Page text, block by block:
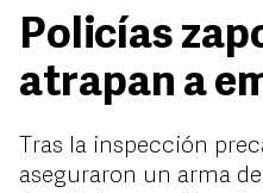
Policías
atrapan a
Tras la inspección
aseguraron un arma